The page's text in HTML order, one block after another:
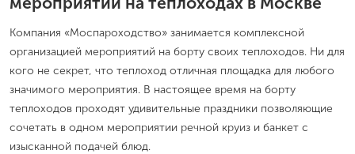
Компания «Моспароходство» занимается комплексной
организацией мероприятий на борту своих теплоходов. Ни для
кого не секрет, что теплоход отличная площадка для любого
значимого мероприятия. В настоящее время на борту
теплоходов проходят удивительные праздники позволяющие
сочетать в одном мероприятии речной круиз и банкет с
изысканной подачей блюд.